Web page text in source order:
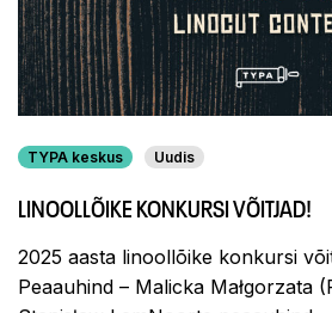
TYPA keskus Uudis
LINOOLLÕIKE KONKURSI VÕITJAD!
2025 aasta linoollõike konkursi
Peaauhind – Malicka Małgorzata